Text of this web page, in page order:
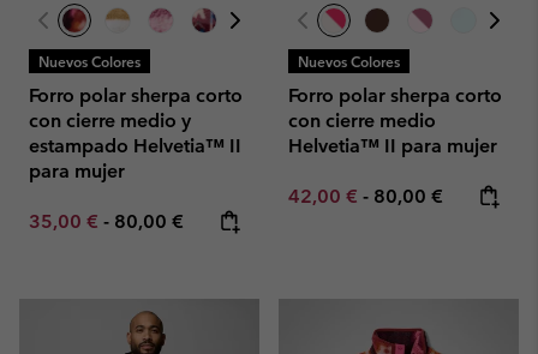
Nuevos Colores
Forro polar sherpa corto
con cierre medio y
estampado Helvetia™ II
para mujer
Minimum sale price:
35,00 € - Maximum price:
80,00 €
Nuevos Colores
Forro polar sherpa corto
con cierre medio
Helvetia™ II para mujer
Minimum sale price:
42,00 € - Maximum price:
80,00 €